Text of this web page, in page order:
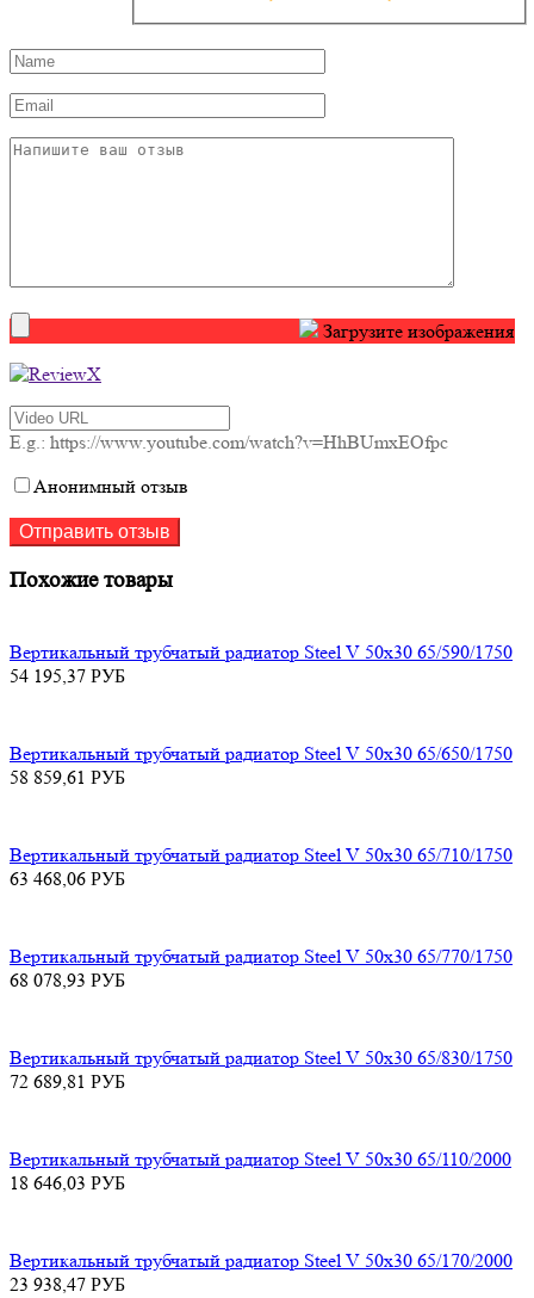
Загрузите изображения
E.g.: https://www.youtube.com/watch?v=HhBUmxEOfpc
Анонимный отзыв
Похожие товары
Вертикальный трубчатый радиатор Steel V 50х30 65/590/1750
54 195,37 РУБ
Вертикальный трубчатый радиатор Steel V 50х30 65/650/1750
58 859,61 РУБ
Вертикальный трубчатый радиатор Steel V 50х30 65/710/1750
63 468,06 РУБ
Вертикальный трубчатый радиатор Steel V 50х30 65/770/1750
68 078,93 РУБ
Вертикальный трубчатый радиатор Steel V 50х30 65/830/1750
72 689,81 РУБ
Вертикальный трубчатый радиатор Steel V 50х30 65/110/2000
18 646,03 РУБ
Вертикальный трубчатый радиатор Steel V 50х30 65/170/2000
23 938,47 РУБ